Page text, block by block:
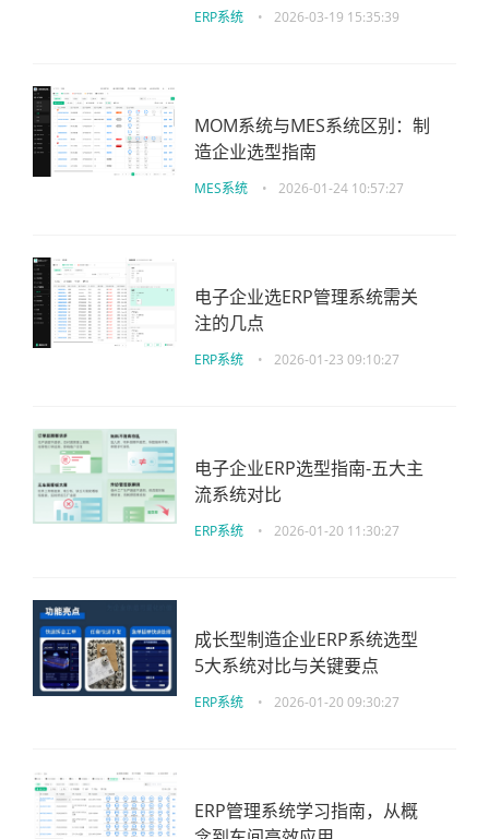
ERP系统 • 2026-03-19 15:35:39
MOM系统与MES系统区别：制
造企业选型指南
MES系统 • 2026-01-24 10:57:27
电子企业选ERP管理系统需关
注的几点
ERP系统 • 2026-01-23 09:10:27
电子企业ERP选型指南-五大主
流系统对比
ERP系统 • 2026-01-20 11:30:27
成长型制造企业ERP系统选型
5大系统对比与关键要点
ERP系统 • 2026-01-20 09:30:27
ERP管理系统学习指南，从概